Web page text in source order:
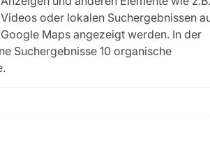
Videos oder lokalen Suchergebnissen
Google Maps angezeigt werden. In der
Suchergebnisse 10 organische